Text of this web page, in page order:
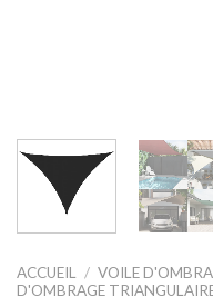
ACCUEIL / VOILE
D'OMBRAGE